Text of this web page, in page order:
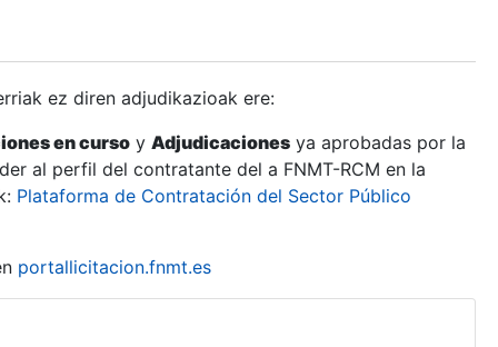
ez diren adjudikazioak ere:
en curso y Adjudicaciones ya aprobadas por la
al perfil del contratante del a FNMT-RCM en la
Plataforma de Contratación del Sector Público
portallicitacion.fnmt.es